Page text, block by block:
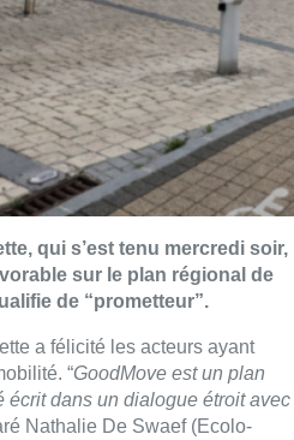
qui s’est tenu mercredi soir,
sur le plan régional de
de “prometteur”.
a félicité les acteurs ayant
“GoodMove est un plan
écrit dans un dialogue étroit avec
Nathalie De Swaef (Ecolo-